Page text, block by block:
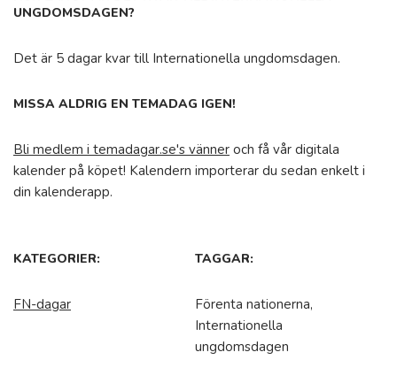
UNGDOMSDAGEN?
Det är 5 dagar kvar till Internationella ungdomsdagen.
MISSA ALDRIG EN TEMADAG IGEN!
Bli medlem i temadagar.se's vänner och få vår digitala
kalender på köpet! Kalendern importerar du sedan enkelt i
din kalenderapp.
KATEGORIER:
FN-dagar
TAGGAR:
Förenta nationerna,
Internationella
ungdomsdagen